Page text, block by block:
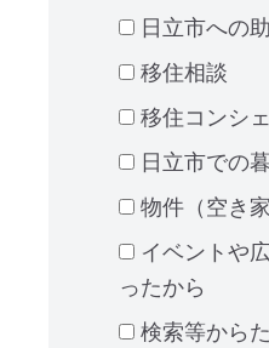
日立市への
移住相談
移住コンシ
日立市での
物件（空き
イベントや
ったから
検索等から